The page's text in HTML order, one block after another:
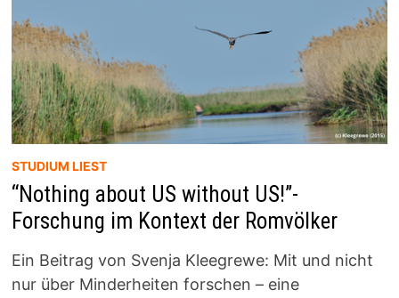
STUDIUM LIEST
“Nothing about US without US!”-
Forschung im Kontext der Romvölker
Ein Beitrag von Svenja Kleegrewe: Mit und nicht
nur über Minderheiten forschen – eine